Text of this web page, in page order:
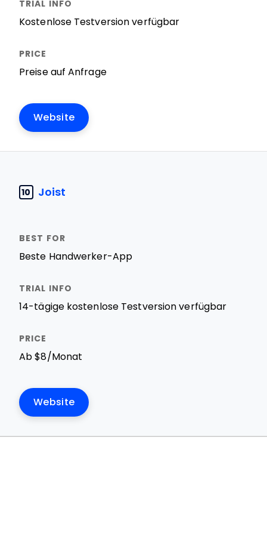
Kostenlose Testversion verfügbar
Preise auf Anfrage
Website
10 Joist
Beste Handwerker-App
14-tägige kostenlose Testversion verfügbar
Ab $8/Monat
Website